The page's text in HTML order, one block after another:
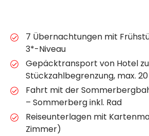
7 Übernachtungen mit
3*-Niveau
Gepäcktransport von Hotel
Stückzahlbegrenzung, max.
Fahrt mit der
– Sommerberg inkl. Rad
Reiseunterlagen mit
Zimmer)